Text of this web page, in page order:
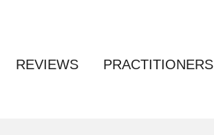
REVIEWS PRACTITIONERS